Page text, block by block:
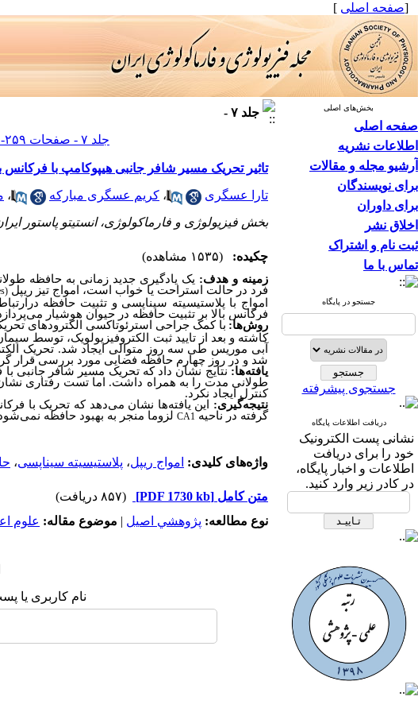
[صفحه اصلی ]
بخش‌های اصلی
صفحه اصلی
اطلاعات نشریه
آرشیو مجله و مقالات
برای نویسندگان
برای داوران
اخلاق نشر
ثبت نام و اشتراک
تماس با ما
جستجو در پایگاه
جستجوی پیشرفته
دریافت اطلاعات پایگاه
نشانی پست الکترونیک
خود را برای دریافت
اطلاعات و اخبار پایگاه،
در کادر زیر وارد کنید.
جلد ۷ -
جلد ۷ - صفحات ۲۵۹-۲۵۰
تاثیر تحریک مسیر شافر جانبی هیپوکامپ با
تارا عسگری ، کریم عسگری مبارکه ،
بخش فیزیولوژی و فارماکولوژی، انستیتو پاستور
چکیده: (۱۵۳۵ مشاهده)
زمینه و هدف: یک یادگیری جدید زمانی به حافظه
فرد در حالت استراحت یا خواب است، امواج تیز ریپل
امواج با پلاستیسیته سیناپسی و تثبیت حافظه
فرکانس بالا بر تثبیت حافظه در حیوان هوشیار
روش‌ها: با کمک جراحی استرئوتاکسی الکترودهای
کاشته و بعد از تایید ثبت الکتروفیزیولویک، توسط
شد و در روز چهارم حافظه فضایی مورد بررسی قرار
یافته‌ها: نتایج نشان داد که تحریک مسیر شافر جانبی با
طولانی مدت را به همراه داشت. اما تست رفتاری
کنترل ایجاد نکرد.
نتیجه‌گیری:
این یافته­‌ها نشان می­‌دهد که تحریک با
گرفته در ناحیهCA1 لزوما منجر به بهبود حافظه
واژه‌های کلیدی: امواج ریپل، پلاستیسیته سیناپسی،
متن کامل [PDF 1730 kb]
(۸۵۷ دریافت)
نوع مطالعه: پژوهشي اصیل | موضوع مقاله: علوم
نام کاربری یا